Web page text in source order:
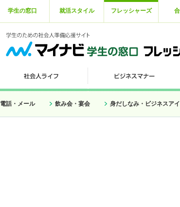
学生の窓口 就活スタイル フレッシャーズ
電話・メール 飲み会・宴会 身だしなみ・ビジネスア